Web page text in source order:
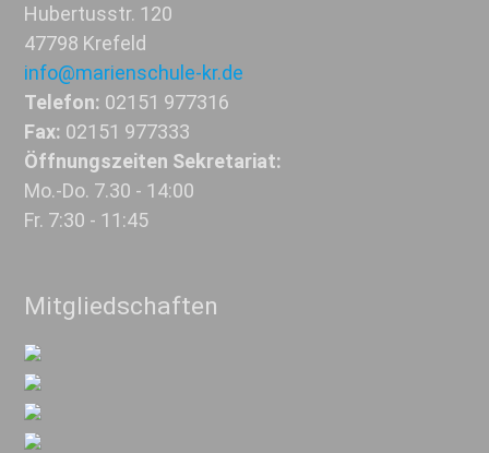
Hubertusstr. 120
47798 Krefeld
info@marienschule-kr.de
Telefon: 02151 977316
Fax: 02151 977333
Öffnungszeiten Sekretariat:
Mo.-Do. 7.30 - 14:00
Fr. 7:30 - 11:45
Mitgliedschaften